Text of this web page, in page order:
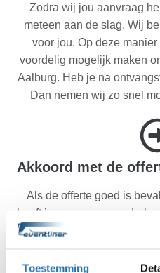
Toestemming
Zodra wij jou aanvraag
meteen aan de slag. Wij
voor jou. Op deze
voordelig mogelijk maken
Aalburg. Heb je na
Dan nemen wij zo snel
Akkoord met de
Als de offerte goed is
hoeft je nergens meer druk
bij de afgesproken